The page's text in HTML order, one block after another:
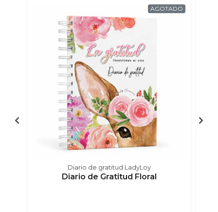
AGOTADO
Diario de gratitud LadyLoy
Diario de Gratitud Floral